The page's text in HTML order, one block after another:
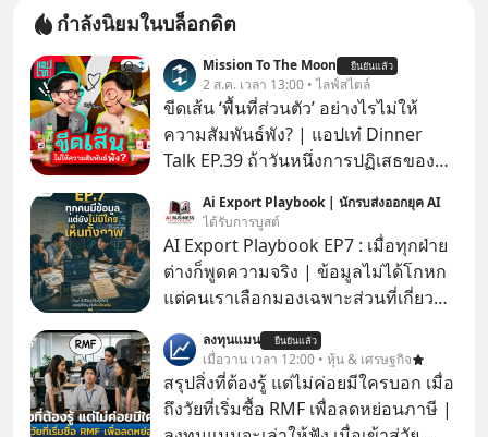
กำลังนิยมในบล็อกดิต
Mission To The Moon ยืนยันแล้ว
2 ส.ค. เวลา 13:00 • ไลฟ์สไตล์
ขีดเส้น ‘พื้นที่ส่วนตัว’ อย่างไรไม่ให้
ความสัมพันธ์พัง? | แอปเท๋ Dinner
Talk EP.39 ถ้าวันหนึ่งการปฏิเสธของ
ตั้งกำแพงใส่และมองว่าเราเห็นแก่ตัวทั้ง
ที่เราเองก็ไม่เคยปฏิเสธใครอย่างนี้มา
ก่อน แต่พอตั้งใจจะ ‘สร้างขอบเขต’ เพื่อ
ตัวเองดูสักครั้ง กลับทำให้เกิดรอยร้าว
การแอปเท๋ Dinner Talk ในวันนี้โฮสต์
ทั้ง 2 ท่าน แทป-รวิศ หาญอุตสาหะ และ
เอ๋ นิ้วกลม-สราวุธ เฮ้งสวัสดิ์ จะพาทุก
คนไปสำรวจวิธีสร้างขอบเขตเพื่อรักษา
Ai Export Playbook | นักรบส่งออกยุค AI
ได้รับการบูสต์
AI Export Playbook EP7 : เมื่อทุกฝ่าย
ต่างก็พูดความจริง | ข้อมูลไม่ได้โกหก
แต่คนเราเลือกมองเฉพาะส่วนที่เกี่ยวกับ
ลงทุนแมน ยืนยันแล้ว
เมื่อวาน เวลา 12:00 • หุ้น & เศรษฐกิจ
สรุปสิ่งที่ต้องรู้ แต่ไม่ค่อยมีใครบอก เมื่อ
ถึงวัยที่เริ่มซื้อ RMF เพื่อลดหย่อนภาษี |